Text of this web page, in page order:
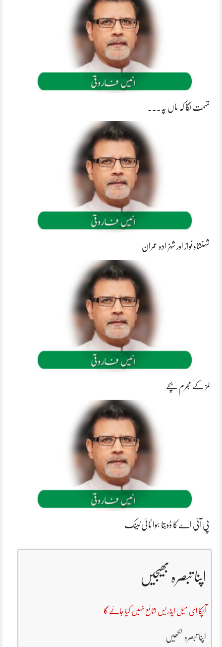
تہمت لگا کہ ماں پہ۔۔۔
شہنشاہ نواز اور شہزادہ عمران
لمز کے مجرم بچے
پی آئی اے کا ڈوبتا ہوا ٹائی ٹینک
اپنا تبصرہ بھیجیں
آپکا ای میل ایڈریس شائع نہیں کیا جائے گا
اپنا تبصرہ لکھیں